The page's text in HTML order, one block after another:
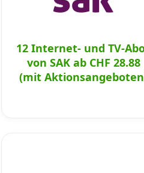
12 Internet- und TV-
von SAK ab CHF 28.88
(mit